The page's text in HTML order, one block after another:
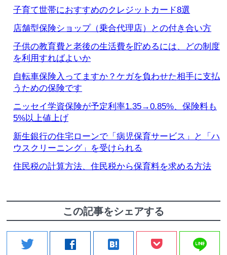
子育て世帯におすすめのクレジットカード8選
店舗型保険ショップ（乗合代理店）との付き合い方
子供の教育費と老後の生活費を貯めるには、どの制度
を利用すればよいか
自転車保険入ってますか？ケガを負わせた相手に支払
うための保険です
ニッセイ学資保険が予定利率1.35→0.85%、保険料も
5%以上値上げ
新生銀行の住宅ローンで「病児保育サービス」と「ハ
ウスクリーニング」を受けられる
住民税の計算方法、住民税から保育料を求める方法
この記事をシェアする
twitter facebook hatenabookmark line